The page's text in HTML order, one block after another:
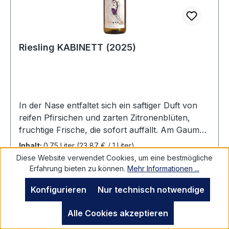
Meeresfrüchten oder asiatischen Speisen. Auch
zu fruchtigen Desserts passt er wunderbar und
rundet das Geschmackserlebnis perfekt ab.
Riesling KABINETT (2025)
In der Nase entfaltet sich ein saftiger Duft von
reifen Pfirsichen und zarten Zitronenblüten,
fruchtige Frische, die sofort auffällt. Am Gaumen
zeigt sich der Riesling Kabinett mit einer feinen
Balance zwischen Süße und Säure. Die
fruchtigen Aromen setzen sich fort und werden
von einer spritzigen Zitrusnote begleitet, die den
Wein erfrischend und belebend macht. Die
angenehme Restsüße sorgt für eine
harmonische Rundung und lässt den Wein weich
Inhalt:0.75 Liter(23,87 € / 1 Liter)
Regulärer Preis:
Diese Website verwendet Cookies, um eine bestmögliche
Erfahrung bieten zu können. Mehr Informationen ...
Nur technisch notwendige
Konfigurieren
Alle Cookies akzeptieren